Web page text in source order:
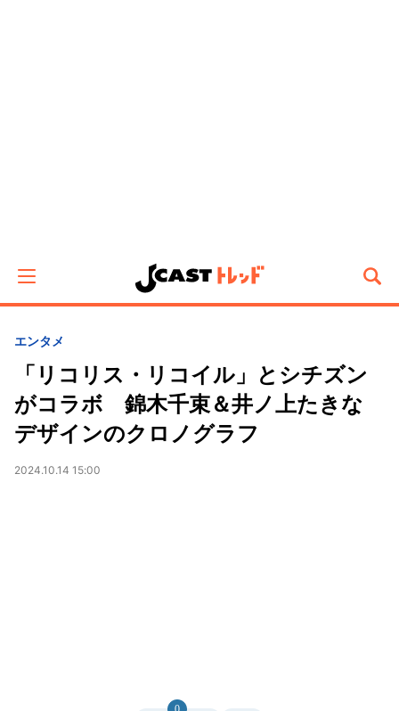
エンタメ
「リコリス・リコイル」とシチズン
がコラボ 錦木千束＆井ノ上たきな
デザインのクロノグラフ
2024.10.14 15:00